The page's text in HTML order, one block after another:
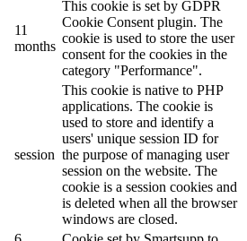
11
months
This cookie is set by GDPR
Cookie Consent plugin. The
cookie is used to store the user
consent for the cookies in the
category "Performance".
session
This cookie is native to PHP
applications. The cookie is
used to store and identify a
users' unique session ID for
the purpose of managing user
session on the website. The
cookie is a session cookies and
is deleted when all the browser
windows are closed.